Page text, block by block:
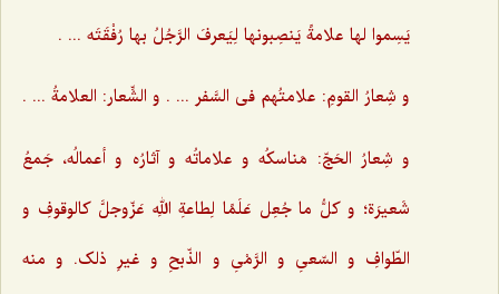
یَسِموا لها علامةً یَنصِبونها لِیَعرفَ الرَّجُلُ بها رُفْقَتَه ... .‌
و شِعارُ القومِ: علامتُهم فی السَّفر ... . و الشِّعار: العلامةُ ... .
و شِعارُ الحَجّ: مَناسکُه و علاماتُه و آثارُه و أعمالُه، جَمعُ
شَعیرَة؛ و کلُّ ما جُعِل عَلَمًا لِطاعةِ اللهِ عَزّوجلَّ کالوقوفِ و
الطّوافِ و السّعیِ و الرَّمْیِ و الذّبحِ و غیرِ ذلک. و منه